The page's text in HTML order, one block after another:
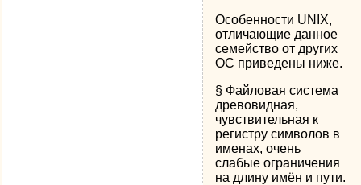
Особенности UNIX,
отличающие данное
семейство от других
ОС приведены ниже.
§ Файловая система
древовидная,
чувствительная к
регистру символов в
именах, очень
слабые ограничения
на длину имён и пути.